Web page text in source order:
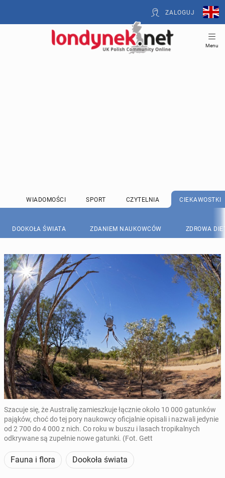
ZALOGUJ
Menu
WIADOMOŚCI SPORT CZYTELNIA CIEKAWOSTKI
DOOKOŁA ŚWIATA ZDANIEM NAUKOWCÓW ZDROWA
Szacuje się, że Australię zamieszkuje łącznie około 10 000 gatunków
pająków, choć do tej pory naukowcy oficjalnie opisali i nazwali jedynie
od 2 700 do 4 000 z nich. Co roku w buszu i lasach tropikalnych
odkrywane są zupełnie nowe gatunki. (Fot. Gett
Fauna i flora Dookoła świata